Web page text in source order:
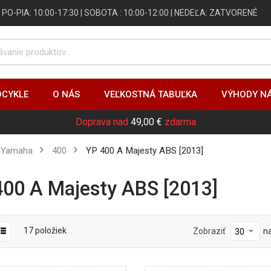
PIA: 10:00-17:30 | SOBOTA : 10:00-12:00 | NEDEĽA: ZATVORENÉ
O NÁS VEĽKOSTNÁ TABUĽKA VÝHODY
Doprava nad 49,00 € zdarma
Yamaha 400 YP 400 A Majesty ABS [2013]
400 A Majesty ABS [2013]
17položiek Zobraziť